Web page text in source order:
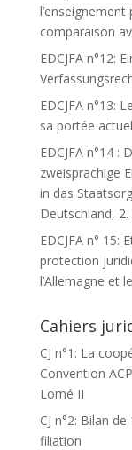
comparaison
EDCJFA n°12:
EDCJFA n°13:
sa portée
EDCJFA n°14 :
zweisprachige
in das
Deutschland,
EDCJFA n° 15:
protection
l’Allemagne et
Cahiers
CJ n°1: La
Convention
Lomé II
CJ n°2: Bilan
filiation